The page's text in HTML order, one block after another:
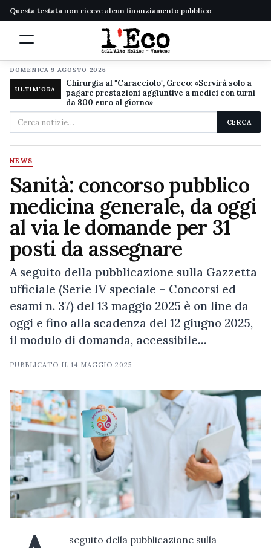
Questa testata non riceve alcun finanziamento pubblico
DOMENICA 9 AGOSTO 2026
ULTIM'ORA
Chirurgia al "Caracciolo", Greco: «Servirà solo a
pagare prestazioni aggiuntive a medici con turni
da 800 euro al giorno»
Cerca
nel
sito
CERCA
NEWS
Sanità: concorso pubblico
medicina generale, da oggi
al via le domande per 31
posti da assegnare
A seguito della pubblicazione sulla Gazzetta
ufficiale (Serie IV speciale – Concorsi ed
esami n. 37) del 13 maggio 2025 è on line da
oggi e fino alla scadenza del 12 giugno 2025,
il modulo di domanda, accessibile…
PUBBLICATO IL14 MAGGIO 2025
seguito della pubblicazione sulla